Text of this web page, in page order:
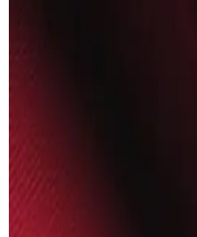
Telefon Kamera
Optik Performansa
Telefon kamera lens
optik kaliteyi düşürebilir.
için yükseltilmiş kılıflar
Fibaks Samsung
Ekran Koruyucu